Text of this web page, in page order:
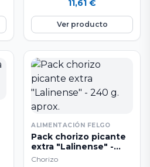
para veganos. Sin gluten.
procedente de colmenas
ubicadas en zonas de cultivo…
11,61 €
Ver producto
ALIMENTACIÓN FELGO
Pack chorizo picante
extra "Lalinense" -
240 g. aprox.
Chorizo